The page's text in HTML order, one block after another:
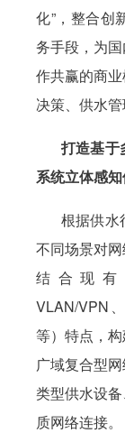
化”，整合创
务手段，为
作共赢的商
决策、供水管
打造基于
系统立体感
根据供水
不同场景对
结合现有
VLAN/VPN
等）特点，
广域复合型
类型供水设
质网络连接。